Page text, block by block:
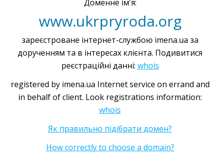
Доменне ім'я:
www.ukrpryroda.org
зареєстроване інтернет-службою imena.ua за
дорученням та в інтересах клієнта. Подивитися
реєстраційні данні: whois
registered by imena.ua Internet service on errand and
in behalf of client. Look registrations information:
whois
Як правильно підібрати домен?
How correctly to choose a domain?